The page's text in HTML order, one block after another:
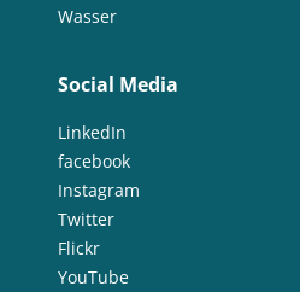
Wasser
Social Media
LinkedIn
facebook
Instagram
Twitter
Flickr
YouTube